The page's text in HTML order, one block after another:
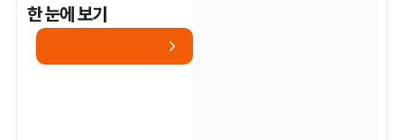
한 눈에 보기